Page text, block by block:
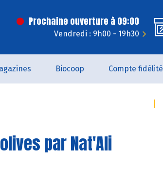
Prochaine ouverture à 09:00
Vendredi : 9h00 - 19h30
Biocoop Compte fidélité
par Nat'Ali